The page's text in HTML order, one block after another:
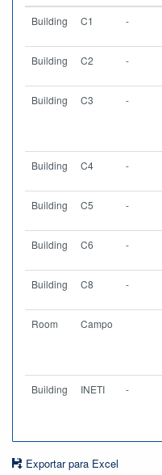
Building C1 -
Building C2 -
Building C3 -
Building C4 -
Building C5 -
Building C6 -
Building C8 -
Room Campo
Building INETI -
Exportar para Excel